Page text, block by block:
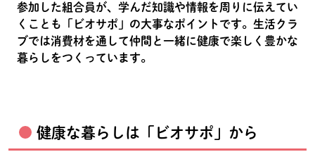
参加した組合員が、学んだ知識や情報を周りに伝えてい
くことも「ビオサポ」の大事なポイントです。生活クラ
ブでは消費材を通して仲間と一緒に健康で楽しく豊かな
暮らしをつくっています。
健康な暮らしは「ビオサポ」から